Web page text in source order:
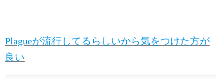
Plagueが流行してるらしいから気をつけた方が
良い